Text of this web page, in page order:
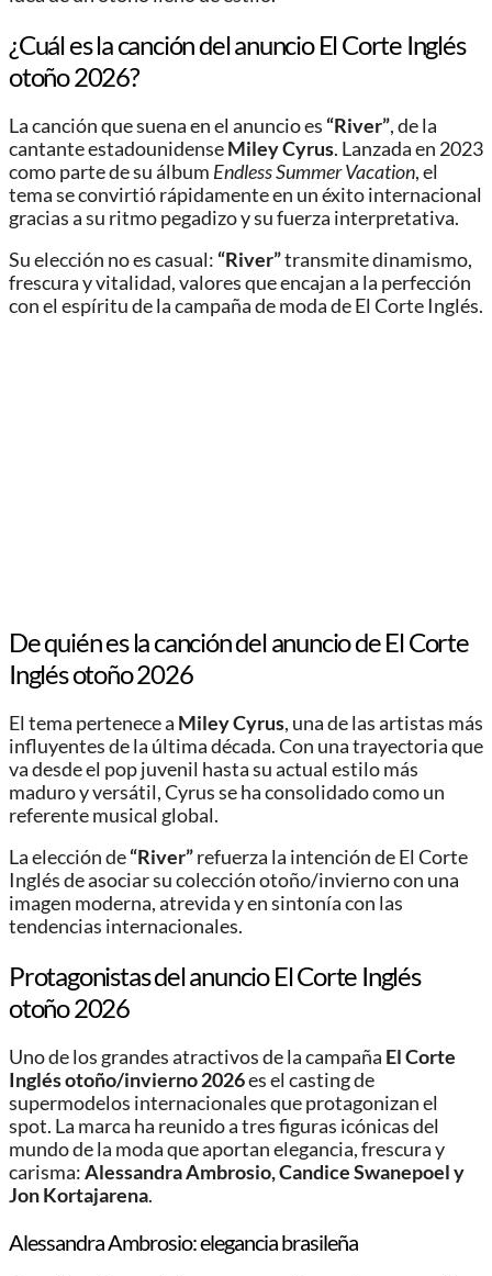
¿Cuál es la canción del anuncio El Corte Inglés
otoño 2026?
La canción que suena en el anuncio es “River”, de la
cantante estadounidenseMiley Cyrus. Lanzada en 2023
como parte de su álbum Endless Summer Vacation, el
tema se convirtió rápidamente en un éxito internacional
gracias a su ritmo pegadizo y su fuerza interpretativa.
Su elección no es casual: “River”transmite dinamismo,
frescura y vitalidad, valores que encajan a la perfección
con el espíritu de la campaña de moda de El Corte Inglés.
De quién es la canción del anuncio de El Corte
Inglés otoño 2026
El tema pertenece a Miley Cyrus, una de las artistas más
influyentes de la última década. Con una trayectoria que
va desde el pop juvenil hasta su actual estilo más
maduro y versátil, Cyrus se ha consolidado como un
referente musical global.
La elección de“River”refuerza la intención de El Corte
Inglés de asociar su colección otoño/invierno con una
imagen moderna, atrevida y en sintonía con las
tendencias internacionales.
Protagonistas del anuncio El Corte Inglés
otoño 2026
Uno de los grandes atractivos de la campaña El Corte
Inglés otoño/invierno 2026es el casting de
supermodelos internacionales que protagonizan el
spot. La marca ha reunido a tres figuras icónicas del
mundo de la moda que aportan elegancia, frescura y
carisma:Alessandra Ambrosio, Candice Swanepoel y
Jon Kortajarena.
Alessandra Ambrosio: elegancia brasileña